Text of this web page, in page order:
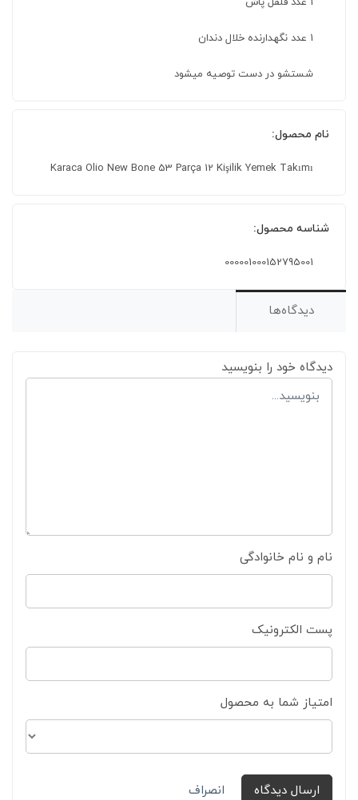
1 عدد نگهدارنده خلال دندان
شستشو در دست توصیه میشود
نام محصول:
Karaca Olio New Bone 53 Parça 12 Kişilik Yemek Takımı
شناسه محصول:
000001000152795001
دیدگاه‌ها
دیدگاه خود را بنویسید
نام و نام خانوادگی
پست الکترونیک
امتیاز شما به محصول
ارسال دیدگاه انصراف